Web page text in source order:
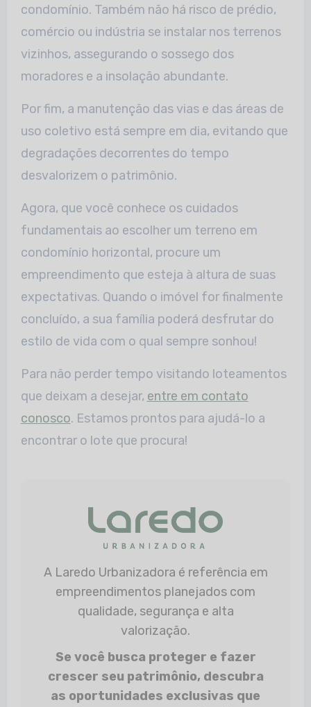
condomínio. Também não há risco de prédio,
comércio ou indústria se instalar nos terrenos
vizinhos, assegurando o sossego dos
moradores e a insolação abundante.
Por fim, a manutenção das vias e das áreas de
uso coletivo está sempre em dia, evitando que
degradações decorrentes do tempo
desvalorizem o patrimônio.
Agora, que você conhece os cuidados
fundamentais ao escolher um terreno em
condomínio horizontal, procure um
empreendimento que esteja à altura de suas
expectativas. Quando o imóvel for finalmente
concluído, a sua família poderá desfrutar do
estilo de vida com o qual sempre sonhou!
Para não perder tempo visitando loteamentos
que deixam a desejar, entre em contato
conosco. Estamos prontos para ajudá-lo a
encontrar o lote que procura!
A Laredo Urbanizadora é referência em
empreendimentos planejados com
qualidade, segurança e alta
valorização.
Se você busca proteger e fazer
crescer seu patrimônio, descubra
as oportunidades exclusivas que